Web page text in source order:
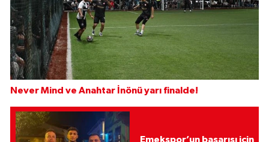
Never Mind ve Anahtar İnönü yarı finalde!
Emekspor’un başarısı için